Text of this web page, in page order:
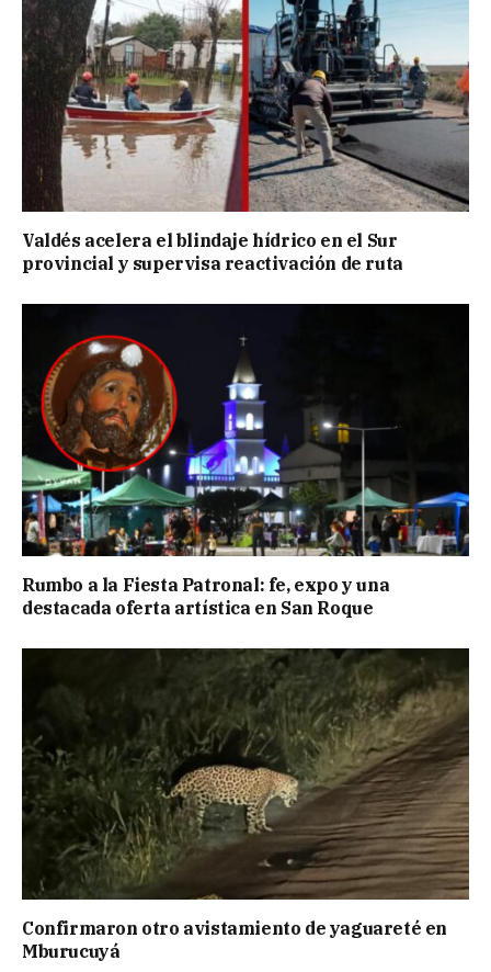
Valdés acelera el blindaje hídrico en el Sur
provincial y supervisa reactivación de ruta
Rumbo a la Fiesta Patronal: fe, expo y una
destacada oferta artística en San Roque
Confirmaron otro avistamiento de yaguareté en
Mburucuyá